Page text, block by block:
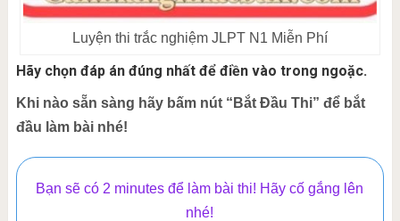
Luyện thi trắc nghiệm JLPT N1 Miễn Phí
Hãy chọn đáp án đúng nhất để điền vào trong ngoặc.
Khi nào sẵn sàng hãy bấm nút “Bắt Đầu Thi” để bắt
đầu làm bài nhé!
Bạn sẽ có 2 minutes để làm bài thi! Hãy cố gắng lên
nhé!